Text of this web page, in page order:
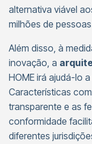
alternativa viável
milhões de
Além disso, à
inovação, a
HOME irá ajudá-lo
Características
transparente e as
conformidade
diferentes